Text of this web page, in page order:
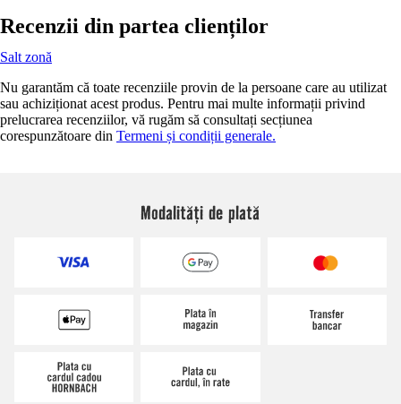
Recenzii din partea clienților
Salt zonă
Nu garantăm că toate recenziile provin de la persoane care au utilizat
sau achiziționat acest produs. Pentru mai multe informații privind
prelucrarea recenziilor, vă rugăm să consultați secțiunea
corespunzătoare din Termeni și condiții generale.
Modalități de plată